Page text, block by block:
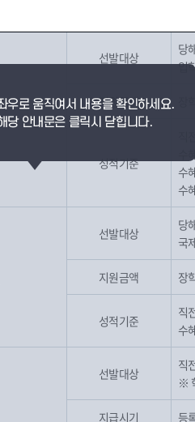
선발대상
당
입
지원금액
성적기준
수
수
선발대상
당
국
지원금액 장
성적기준
직
수
선발대상
직
※
지급시기 등